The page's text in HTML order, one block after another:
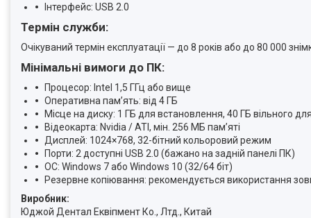
Інтерфейс: USB 2.0
Термін служби:
Очікуваний термін експлуатації — до 8 років або до 80 000
Мінімальні вимоги до ПК:
Процесор: Intel 1,5 ГГц або вище
Оперативна пам’ять: від 4 ГБ
Місце на диску: 1 ГБ для встановлення, 40 ГБ вільного
Відеокарта: Nvidia / ATI, мін. 256 МБ пам’яті
Дисплей: 1024×768, 32-бітний кольоровий режим
Порти: 2 доступні USB 2.0 (бажано на задній панелі ПК)
ОС: Windows 7 або Windows 10 (32/64 біт)
Резервне копіювання: рекомендується використання
Виробник:
Юджой Дентал Еквіпмент Ко., Лтд., Китай